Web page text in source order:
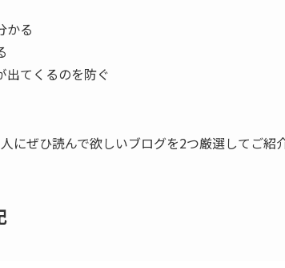
かる
出てくるのを防ぐ
にぜひ読んで欲しいブログを2つ厳選してご紹介